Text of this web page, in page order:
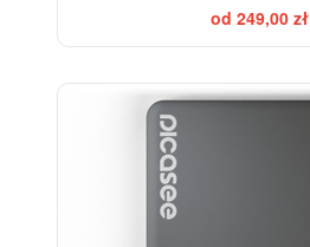
od 249,00 zł